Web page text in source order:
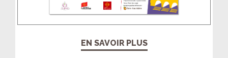
EN SAVOIR PLUS